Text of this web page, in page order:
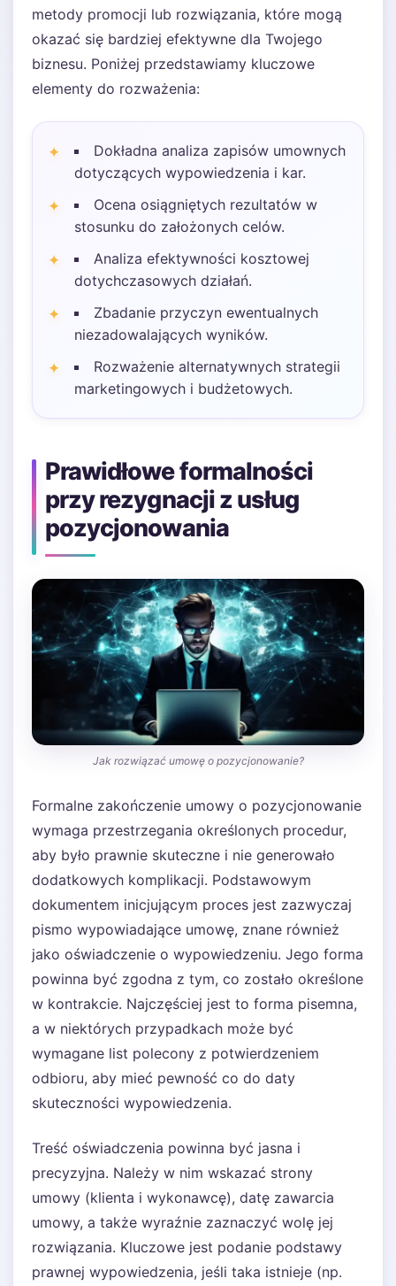
metody promocji lub rozwiązania, które mogą
okazać się bardziej efektywne dla Twojego
biznesu. Poniżej przedstawiamy kluczowe
elementy do rozważenia:
Dokładna analiza zapisów umownych
dotyczących wypowiedzenia i kar.
Ocena osiągniętych rezultatów w
stosunku do założonych celów.
Analiza efektywności kosztowej
dotychczasowych działań.
Zbadanie przyczyn ewentualnych
niezadowalających wyników.
Rozważenie alternatywnych strategii
marketingowych i budżetowych.
Prawidłowe formalności
przy rezygnacji z usług
pozycjonowania
Jak rozwiązać umowę o pozycjonowanie?
Formalne zakończenie umowy o pozycjonowanie
wymaga przestrzegania określonych procedur,
aby było prawnie skuteczne i nie generowało
dodatkowych komplikacji. Podstawowym
dokumentem inicjującym proces jest zazwyczaj
pismo wypowiadające umowę, znane również
jako oświadczenie o wypowiedzeniu. Jego forma
powinna być zgodna z tym, co zostało określone
w kontrakcie. Najczęściej jest to forma pisemna,
a w niektórych przypadkach może być
wymagane list polecony z potwierdzeniem
odbioru, aby mieć pewność co do daty
skuteczności wypowiedzenia.
Treść oświadczenia powinna być jasna i
precyzyjna. Należy w nim wskazać strony
umowy (klienta i wykonawcę), datę zawarcia
umowy, a także wyraźnie zaznaczyć wolę jej
rozwiązania. Kluczowe jest podanie podstawy
prawnej wypowiedzenia, jeśli taka istnieje (np.